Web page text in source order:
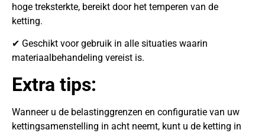
hoge treksterkte, bereikt door het temperen van de
ketting.
✔ Geschikt voor gebruik in alle situaties waarin
materiaalbehandeling vereist is.
Extra tips:
Wanneer u de belastinggrenzen en configuratie van uw
kettingsamenstelling in acht neemt, kunt u de ketting in